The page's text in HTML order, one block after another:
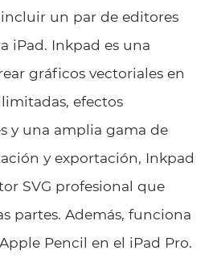
un par de editores
iPad. Inkpad es una
gráficos vectoriales en
efectos
y una amplia gama de
y exportación, Inkpad
SVG profesional que
partes. Además, funciona
Pencil en el iPad Pro.